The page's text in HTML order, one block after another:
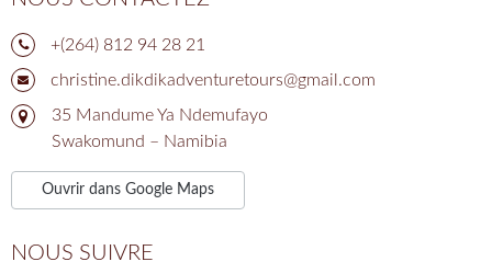
‍‍‍chri‍‍‍stine.dikdikadventuretours@gmail.com
35 Mandume Ya Ndemufayo
Ouvrir dans Google Maps
NOUS SUIVRE